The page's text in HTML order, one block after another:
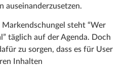
auseinanderzusetzen.
steht “Wer
täglich auf der Agenda. Doch
zu sorgen, dass es für User
Inhalten